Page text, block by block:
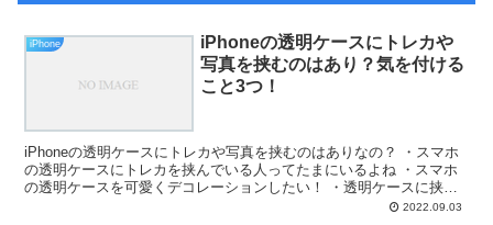
iPhone
iPhoneの透明ケースにトレカや
写真を挟むのはあり？気を付ける
こと3つ！
iPhoneの透明ケースにトレカや写真を挟むのはありなの？ ・スマホ
の透明ケースにトレカを挟んでいる人ってたまにいるよね ・スマホ
の透明ケースを可愛くデコレーションしたい！ ・透明ケースに挟む
2022.09.03